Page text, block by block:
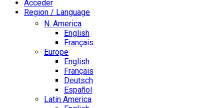
Acceder
Region / Language
N. America
English
Français
Europe
English
Français
Deutsch
Español
Latin America